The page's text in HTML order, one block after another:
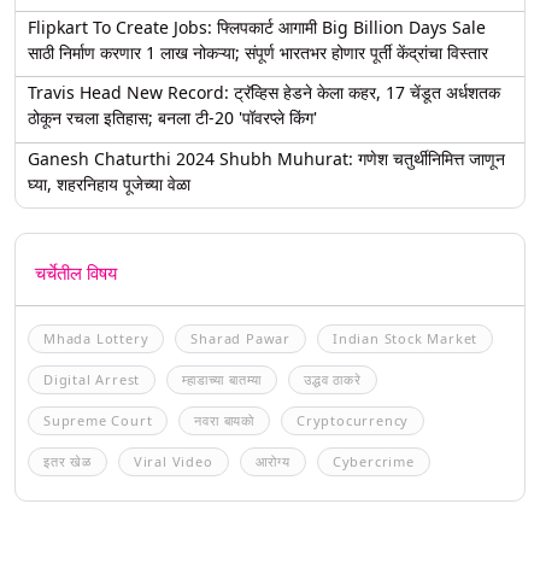
Flipkart To Create Jobs: फ्लिपकार्ट आगामी Big Billion Days Sale
साठी निर्माण करणार 1 लाख नोकऱ्या; संपूर्ण भारतभर होणार पूर्ती केंद्रांचा विस्तार
Travis Head New Record: ट्रॅव्हिस हेडने केला कहर, 17 चेंडूत अर्धशतक
ठोकून रचला इतिहास; बनला टी-20 'पॉवरप्ले किंग'
Ganesh Chaturthi 2024 Shubh Muhurat: गणेश चतुर्थीनिमित्त जाणून
घ्या, शहरनिहाय पूजेच्या वेळा
चर्चेतील विषय
Mhada Lottery Sharad Pawar Indian Stock Market
Digital Arrest म्हाडाच्या बातम्या उद्धव ठाकरे
Supreme Court नवरा बायको Cryptocurrency
इतर खेळ Viral Video आरोग्य Cybercrime